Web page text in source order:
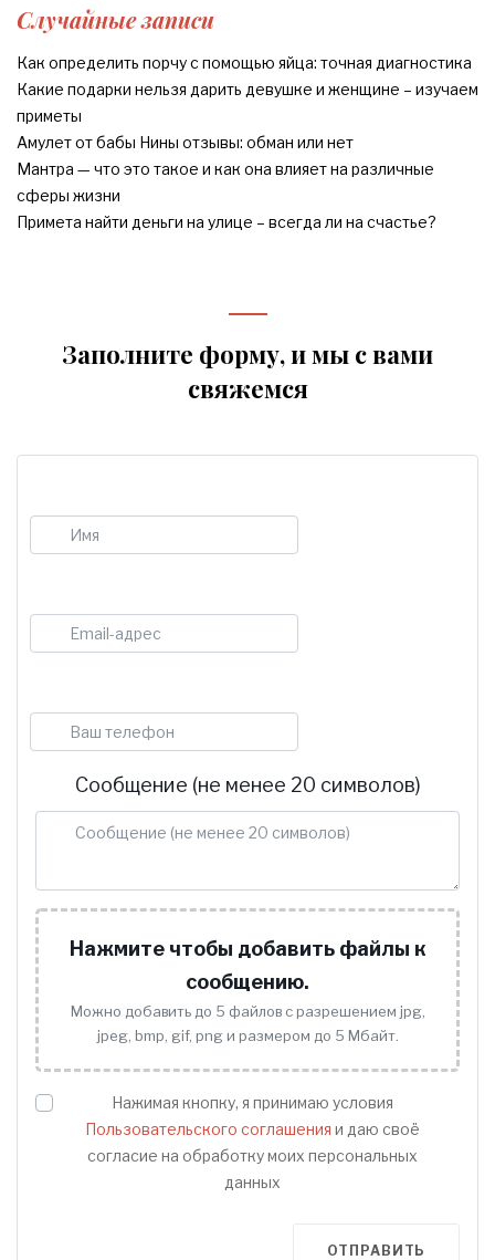
Случайные записи
Как определить порчу с помощью яйца: точная диагностика
Какие подарки нельзя дарить девушке и женщине – изучаем
приметы
Амулет от бабы Нины отзывы: обман или нет
Мантра — что это такое и как она влияет на различные
сферы жизни
Примета найти деньги на улице – всегда ли на счастье?
Заполните форму, и мы с вами
свяжемся
Сообщение (не менее 20 символов)
Нажмите чтобы добавить файлы к
сообщению.
Можно добавить до 5 файлов с разрешением jpg,
jpeg, bmp, gif, png и размером до 5 Мбайт.
Нажимая кнопку, я принимаю условия
Пользовательского соглашения и даю своё
согласие на обработку моих персональных
данных
ОТПРАВИТЬ